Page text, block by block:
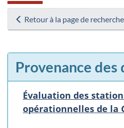
Retour à la page de recherche
Provenance des
Évaluation des
opérationnelles de la